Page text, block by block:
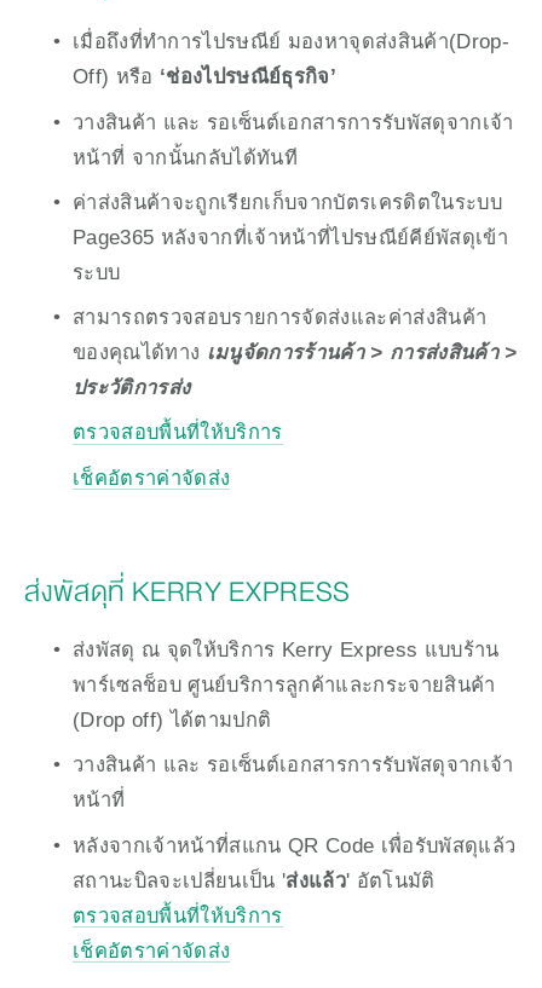
เมื่อถึงที่ทำการไปรษณีย์ มองหาจุดส่งสินค้า(Drop-
Off) หรือ ‘ช่องไปรษณีย์ธุรกิจ’
วางสินค้า และ รอเซ็นต์เอกสารการรับพัสดุจากเจ้า
หน้าที่ จากนั้นกลับได้ทันที
ค่าส่งสินค้าจะถูกเรียกเก็บจากบัตรเครดิตในระบบ
Page365 หลังจากที่เจ้าหน้าที่ไปรษณีย์คีย์พัสดุเข้า
ระบบ
สามารถตรวจสอบรายการจัดส่งและค่าส่งสินค้า
ของคุณได้ทาง เมนูจัดการร้านค้า > การส่งสินค้า >
ประวัติการส่ง
ตรวจสอบพื้นที่ให้บริการ
เช็คอัตราค่าจัดส่ง
ส่งพัสดุที่ KERRY EXPRESS
ส่งพัสดุ ณ จุดให้บริการ Kerry Express แบบร้าน
พาร์เซลช็อบ ศูนย์บริการลูกค้าและกระจายสินค้า
(Drop off) ได้ตามปกติ
วางสินค้า และ รอเซ็นต์เอกสารการรับพัสดุจากเจ้า
หน้าที่
หลังจากเจ้าหน้าที่สแกน QR Code เพื่อรับพัสดุแล้ว
สถานะบิลจะเปลี่ยนเป็น 'ส่งแล้ว' อัตโนมัติ
ตรวจสอบพื้นที่ให้บริการ
เช็คอัตราค่าจัดส่ง